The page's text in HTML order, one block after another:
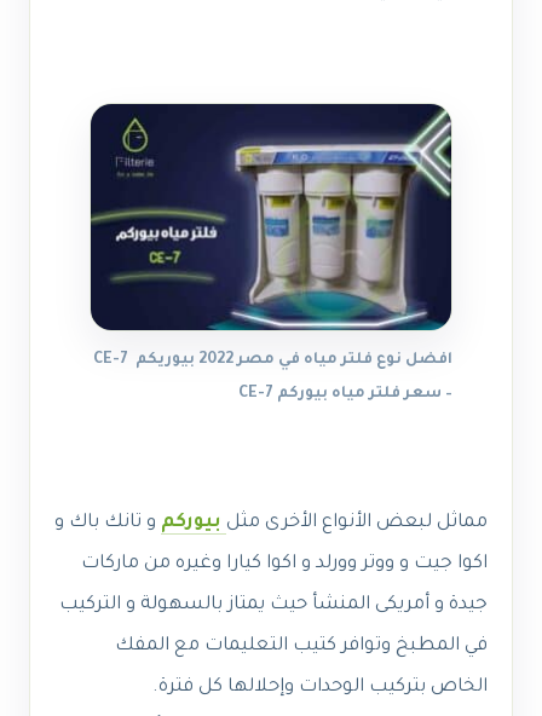
افضل نوع فلتر مياه في مصر 2022 بيوريكم CE-7
– سعر فلتر مياه بيوركم CE-7
مماثل لبعض الأنواع الأخرى مثل بيوركم و تانك باك و
اكوا جيت و ووتر وورلد و اكوا كيارا وغيره من ماركات
جيدة و أمريكى المنشأ حيث يمتاز بالسهولة و التركيب
في المطبخ وتوافر كتيب التعليمات مع المفك
الخاص بتركيب الوحدات وإحلالها كل فترة.